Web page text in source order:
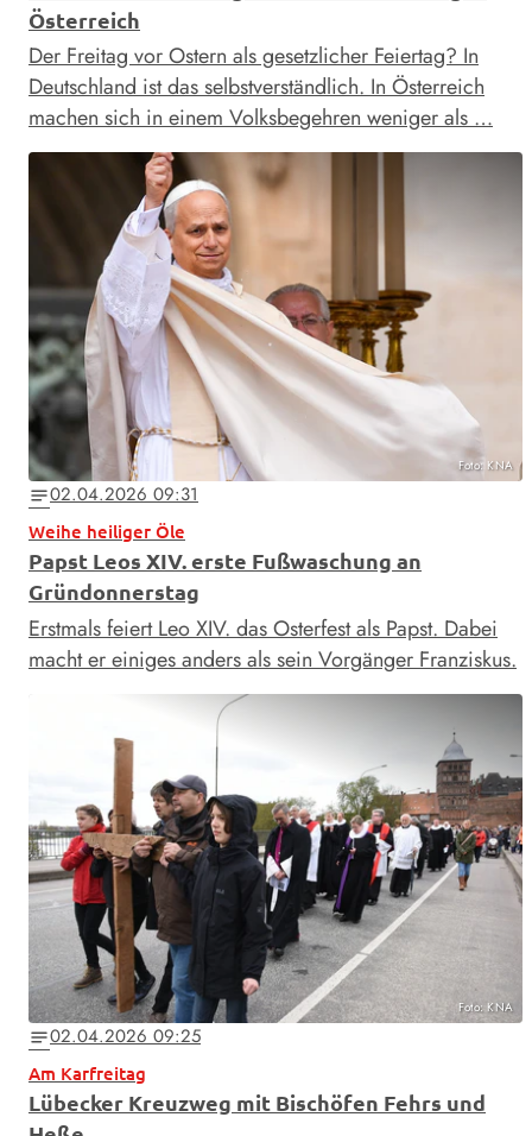
Österreich
Der Freitag vor Ostern als gesetzlicher Feiertag? In
Deutschland ist das selbstverständlich. In Österreich
machen sich in einem Volksbegehren weniger als …
Foto: KNA
notes02.04.2026 09:31
Weihe heiliger Öle
Papst Leos XIV. erste Fußwaschung an
Gründonnerstag
Erstmals feiert Leo XIV. das Osterfest als Papst. Dabei
macht er einiges anders als sein Vorgänger Franziskus.
Foto: KNA
notes02.04.2026 09:25
Am Karfreitag
Lübecker Kreuzweg mit Bischöfen Fehrs und